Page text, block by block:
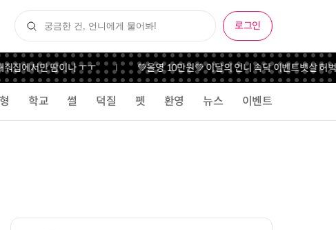
로그인
집에서만 땀이나 ㅜㅜ 💚올영 10만원💚 이달의 언니 속닥 이벤트뱃살 허벅
학교 썰 덕질 펫 환영 뉴스 이벤트